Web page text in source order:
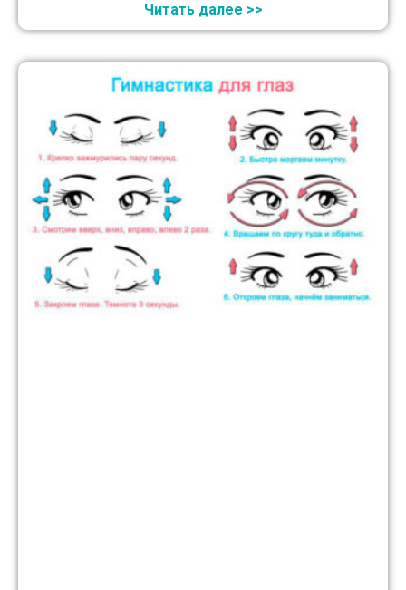
Читать далее >>